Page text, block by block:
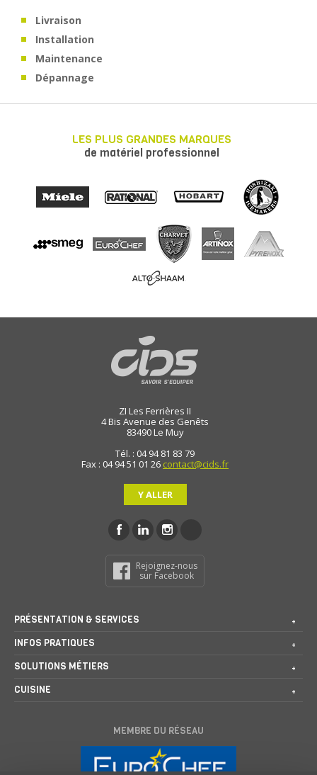
Livraison
Installation
Maintenance
Dépannage
LES PLUS GRANDES MARQUES
de matériel professionnel
ZI Les Ferrières II
4 Bis Avenue des Genêts
83490Le Muy
Tél. : 04 94 81 83 79
Fax : 04 94 51 01 26 contact@cids.fr
Y ALLER
Rejoignez-nous
sur Facebook
PRÉSENTATION & SERVICES
INFOS PRATIQUES
SOLUTIONS MÉTIERS
CUISINE
MEMBRE DU RÉSEAU